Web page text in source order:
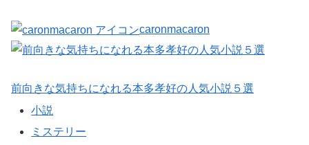
caronmacaron
前向きな気持ちになれる本多孝好の人気小説５選
小説
ミステリー